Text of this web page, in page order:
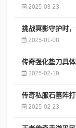
2025-03-23
挑战冥影守护时
2025-01-08
传奇强化垫刀具体
2025-02-19
传奇私服石墓阵
2025-02-23